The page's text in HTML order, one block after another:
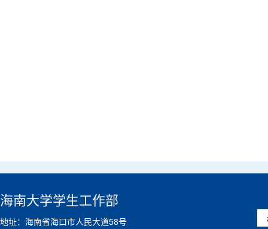
海南大学学生工作部
地址：海南省海口市人民大道58号